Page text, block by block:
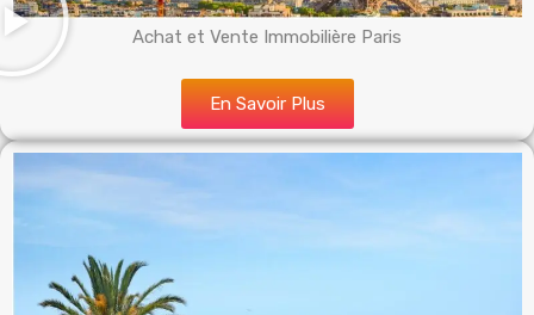
Achat et Vente Immobilière Paris
En Savoir Plus